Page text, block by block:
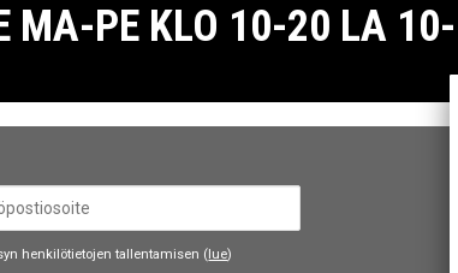
MA-PE KLO 10-20 LA
henkilötietojen tallentamisen ( lue)